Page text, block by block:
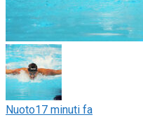
Nuoto17 minuti fa